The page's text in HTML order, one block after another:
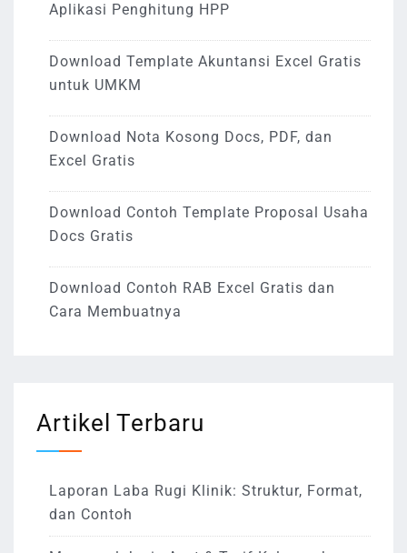
Aplikasi Penghitung HPP
Download Template Akuntansi Excel Gratis
untuk UMKM
Download Nota Kosong Docs, PDF, dan
Excel Gratis
Download Contoh Template Proposal Usaha
Docs Gratis
Download Contoh RAB Excel Gratis dan
Cara Membuatnya
Artikel Terbaru
Laporan Laba Rugi Klinik: Struktur, Format,
dan Contoh